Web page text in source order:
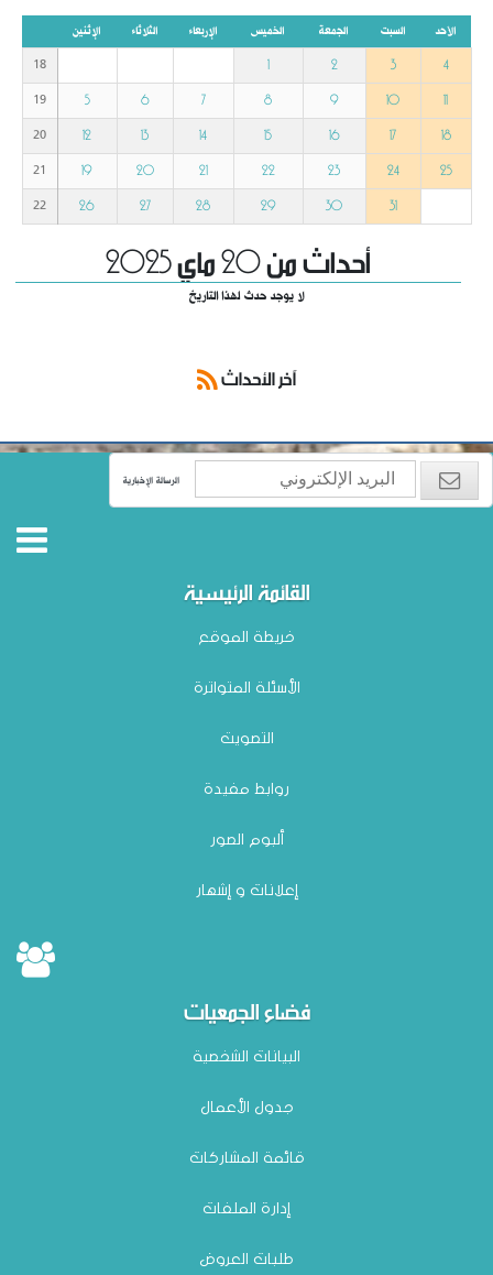
الإثنين الثلاثاء الإربعاء الخميس الجمعة السبت
الأحد
18
1 2 3 4
19 5 6 7 8 9 10 11
20 12 13 14 15 16 17 18
21 19 20 21 22 23 24 25
22 26 27 28 29 30 31
أحداث من 20 ماي 2025
لا يوجد حدث لهذا التاريخ
آخر الأحداث
الرسالة الإخبارية
القائمة الرئيسية
خريطة الموقع
الأسئلة المتواترة
التصويت
روابط مفيدة
ألبوم الصور
إعلانات و إشهار
فضاء الجمعيات
البيانات الشخصية
جدول الأعمال
قائمة المشاركات
إدارة الملفات
طلبات العروض